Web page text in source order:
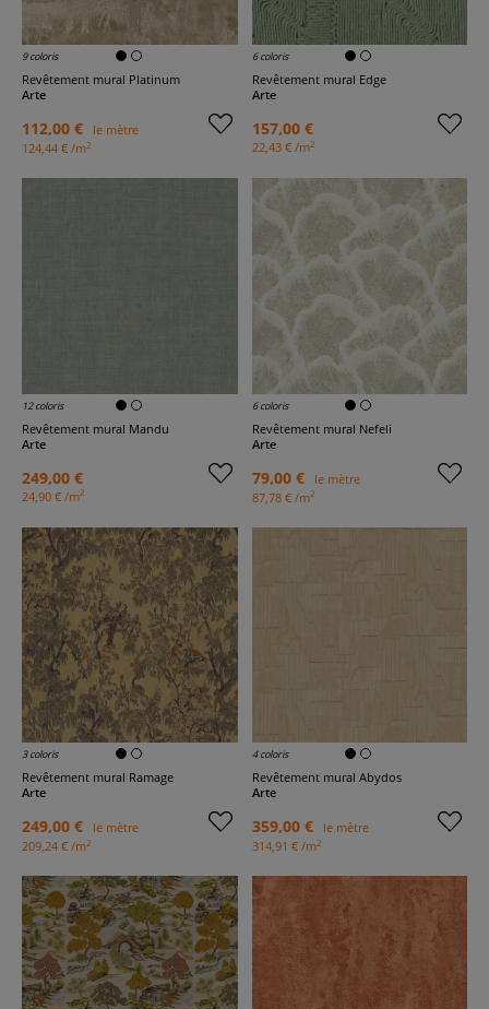
9 coloris
Revêtement mural Platinum
Arte
112,00 €
le mètre
124,44 € /m2
6 coloris
Revêtement mural Edge
Arte
157,00 €
22,43 € /m2
12 coloris
Revêtement mural Mandu
Arte
249,00 €
24,90 € /m2
6 coloris
Revêtement mural Nefeli
Arte
79,00 €
le mètre
87,78 € /m2
3 coloris
Revêtement mural Ramage
Arte
249,00 €
le mètre
209,24 € /m2
4 coloris
Revêtement mural Abydos
Arte
359,00 €
le mètre
314,91 € /m2